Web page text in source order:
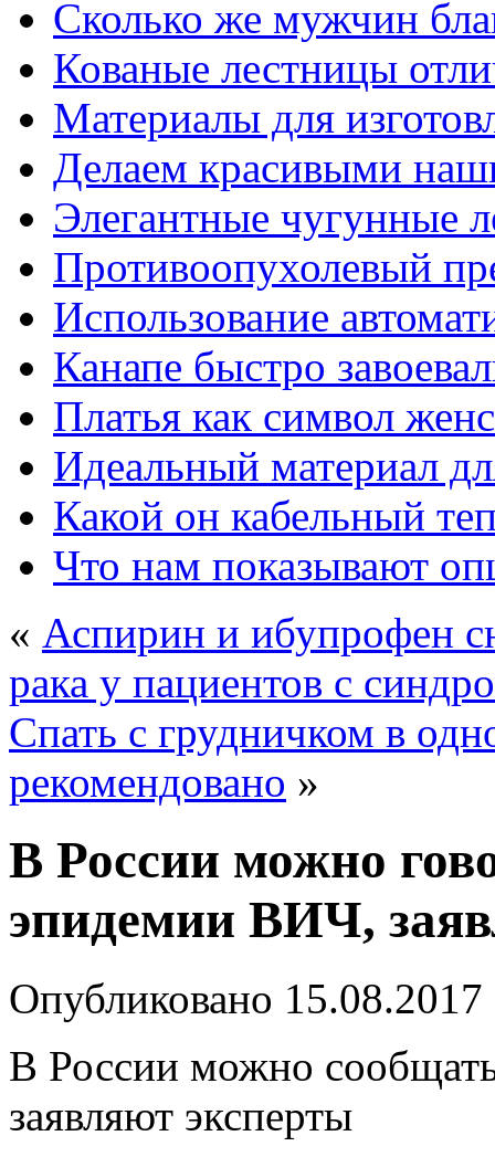
Сколько же мужчин
Кованые лестницы
Материалы для
Делаем красивыми
Элегантные чугунные
Противоопухолевый
Использование
Канапе быстро
Платья как символ
Идеальный материал
Какой он кабельный
Что нам показывают
« Аспирин и ибупрофен
рака у пациентов с
Спать с грудничком в
рекомендовано »
В России можно
эпидемии ВИЧ,
Опубликовано 15.08.2017
В России можно
заявляют эксперты